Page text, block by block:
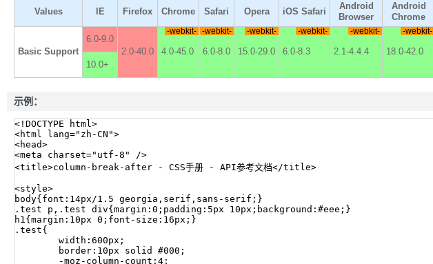
Values IE Firefox Chrome Safari Opera iOS Safari
Android
Browser
Android
Chrome
Basic Support
6.0-9.0
2.0-40.0
4.0-45.0
-webkit-
6.0-8.0
-webkit-
15.0-29.0
-webkit-
6.0-8.3
-webkit-
2.1-4.4.4
-webkit-
18.0-42.0
-webkit-
10.0+
示例：